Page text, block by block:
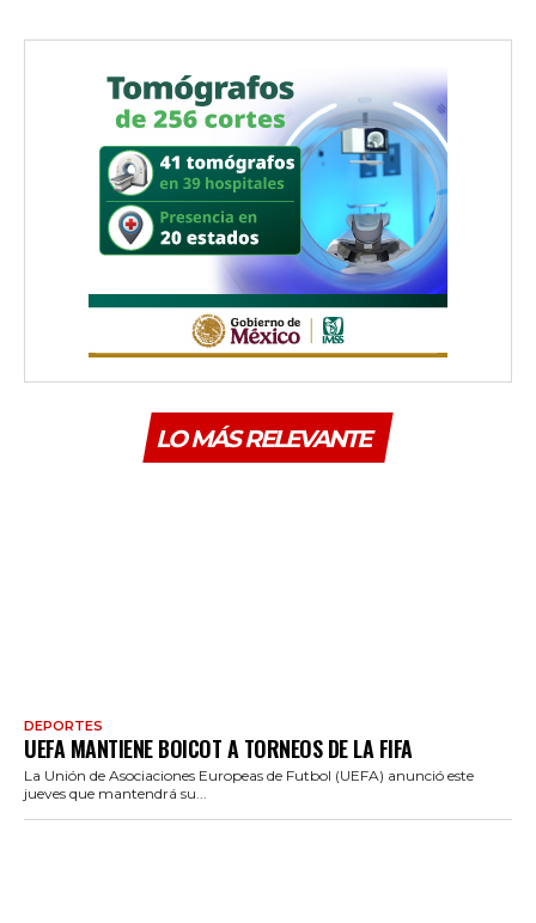
LO MÁS RELEVANTE
DEPORTES
UEFA MANTIENE BOICOT A TORNEOS DE LA FIFA
La Unión de Asociaciones Europeas de Futbol (UEFA) anunció este
jueves que mantendrá su...